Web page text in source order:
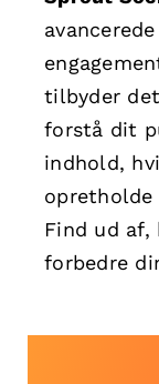
tilbyder
forstå dit
indhold,
opretholde
Find ud af,
forbedre